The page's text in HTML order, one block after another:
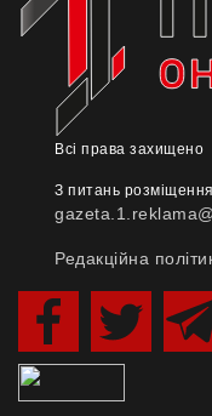
Всі права захищено
З питань
Редакційна